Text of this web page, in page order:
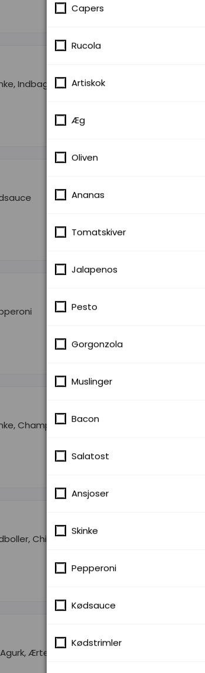
Indbagt
Champignon
Chili NORMAL
Ærter, Majs, Salat
Capers
Rucola
Artiskok
Æg
Oliven
Ananas
Tomatskiver
Jalapenos
Pesto
Gorgonzola
Muslinger
Bacon
Salatost
Ansjoser
Skinke
Pepperoni
Kødsauce
Kødstrimler